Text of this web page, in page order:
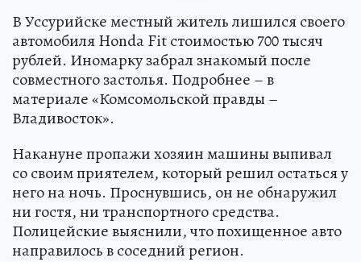
В Уссурийске местный житель лишился своего
автомобиля Honda Fit стоимостью 700 тысяч
рублей. Иномарку забрал знакомый после
совместного застолья. Подробнее – в
материале «Комсомольской правды –
Владивосток».
Накануне пропажи хозяин машины выпивал
со своим приятелем, который решил остаться у
него на ночь. Проснувшись, он не обнаружил
ни гостя, ни транспортного средства.
Полицейские выяснили, что похищенное авто
направилось в соседний регион.